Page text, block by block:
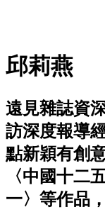
邱莉燕
遠見雜誌資
訪深度報導
點新穎有創
〈中國十二
一〉等作品